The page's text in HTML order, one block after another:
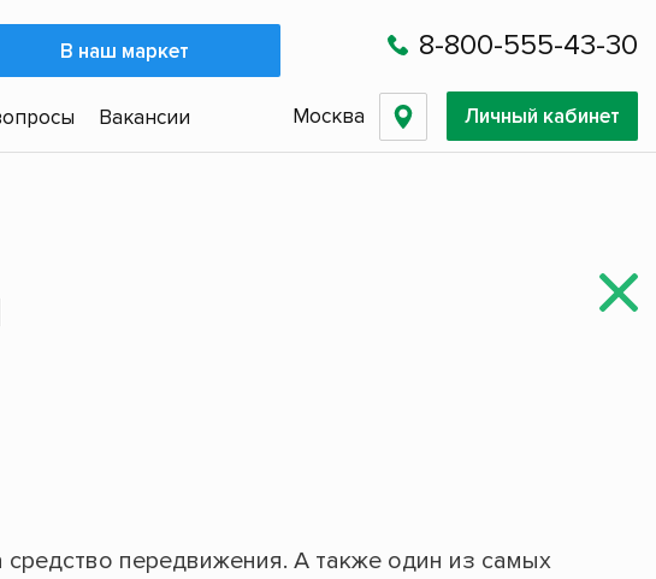
В наш маркет 8-800-555-43-30
Вакансии Москва Личный кабинет
передвижения. А также один из самых